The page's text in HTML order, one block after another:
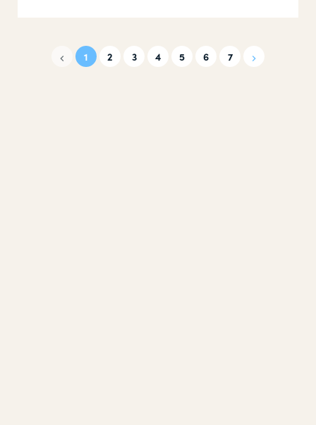
1 2 3 4 5 6 7